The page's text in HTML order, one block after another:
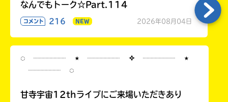
なんでもトーク☆Part.114
コメント 216 NEW 2026年08月04日
◌ ┈┈┈┈ ⋆ ┈┈┈┈ ✧ ┈┈┈┈ ⋆
┈┈┈┈ ◌
甘寺宇宙12thライブにご来場いただきあり